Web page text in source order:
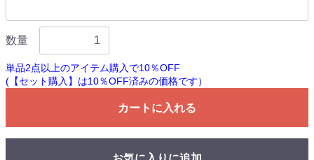
数量
単品2点以上のアイテム購入で10％OFF
(【セット購入】は10％OFF済みの価格です）
カートに入れる